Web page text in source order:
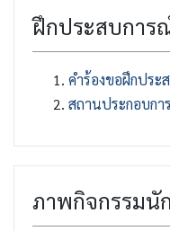
ฝึกประสบการ
คำร้องขอฝึกปร
สถานประกอบก
ภาพกิจกรรมนั